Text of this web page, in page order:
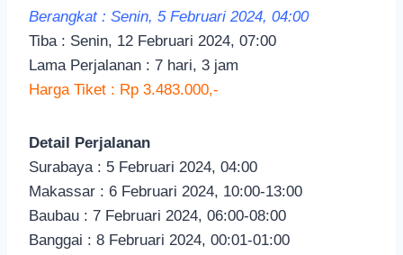
Berangkat : Senin, 5 Februari 2024, 04:00
Tiba : Senin, 12 Februari 2024, 07:00
Lama Perjalanan : 7 hari, 3 jam
Harga Tiket : Rp 3.483.000,-
Detail Perjalanan
Surabaya : 5 Februari 2024, 04:00
Makassar : 6 Februari 2024, 10:00-13:00
Baubau : 7 Februari 2024, 06:00-08:00
Banggai : 8 Februari 2024, 00:01-01:00